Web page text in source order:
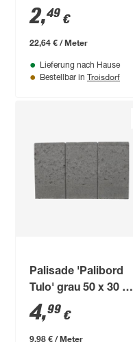
cm
2,49 €
22,64 € / Meter
Lieferung nach Hause
Bestellbar in Troisdorf
Palisade 'Palibord
Tulo' grau 50 x 30 x 6
cm
4,99 €
9,98 € / Meter